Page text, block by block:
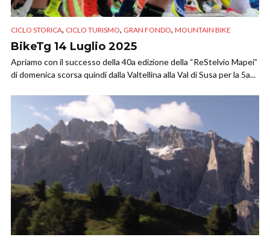
CICLO STORICA, CICLO TURISMO, GRAN FONDO, MOUNTAIN BIKE
BikeTg 14 Luglio 2025
Apriamo con il successo della 40a edizione della “ReStelvio Mapei”
di domenica scorsa quindi dalla Valtellina alla Val di Susa per la 5a...